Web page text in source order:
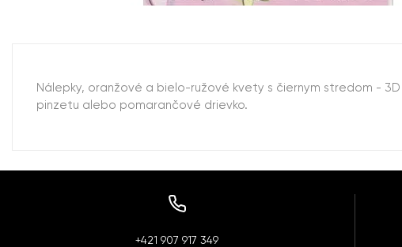
Nálepky, oranžové a bielo-ružové kvety s čiernym stredom -
pinzetu alebo pomarančové drievko.
+421 907 917 349